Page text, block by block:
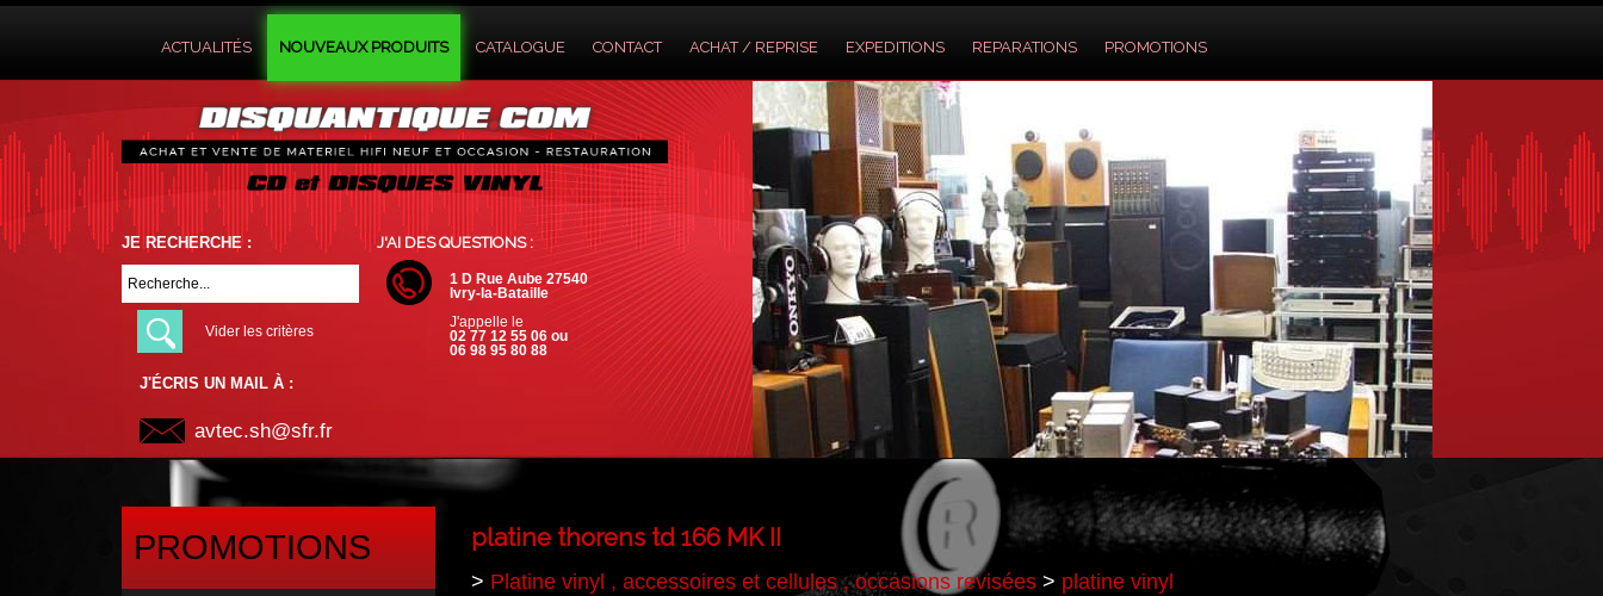
ACTUALITÉS NOUVEAUX PRODUITS CATALOGUE CONTACT ACHAT / REPRISE EXPEDITIONS REPARATIONS PROMOTIONS
JE RECHERCHE :
Vider les critères
J'AI DES QUESTIONS :
1 D Rue Aube 27540
Ivry-la-Bataille
J'appelle le
02 77 12 55 06 ou
06 98 95 80 88
J'ÉCRIS UN MAIL À :
avtec.sh@sfr.fr
PROMOTIONS platine thorens td 166 MK II
> Platine vinyl , accessoires et cellules , occasions revisées> platine vinyl